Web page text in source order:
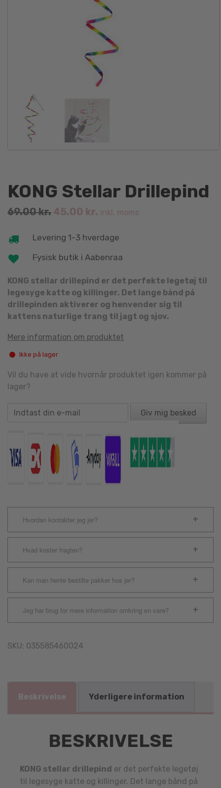
KONG Stellar Drillepind
69.00kr. Original
was:
45.00 kr. Current
is:
inkl. moms
Levering 1-3 hverdage
Fysisk butik i Aabenraa
KONG stellar drillepind er det perfekte legetøj til
legesyge katte og killinger. Det lange bånd på
drillepinden aktiverer og henvender sig til
kattens naturlige trang til jagt og sjov.
Mere information om produktet
Ikke på lager
Vil du have at vide hvornår produktet igen kommer på
lager?
Giv mig besked
Hvordan kontakter jeg jer?
Hvad koster fragten?
Kan man hente bestilte pakker hos jer?
Jeg har brug for mere information omkring en vare?
SKU: 035585460024
Beskrivelse Yderligere information
BESKRIVELSE
KONG stellar drillepind er det perfekte legetøj
til legesyge katte og killinger. Det lange bånd på